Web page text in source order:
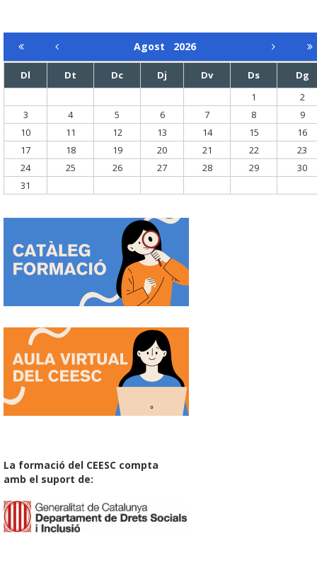
Agost 2026
Dl Dt Dc Dj Dv Ds
Dg
1
2
3
4 5 6 7 8
9
10
11 12 13 14 15
16
17
18 19 20 21 22
23
24
25 26 27 28 29
30
31
La formació del CEESC compta
amb el suport de: